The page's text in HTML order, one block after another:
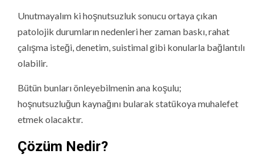
Unutmayalım ki hoşnutsuzluk sonucu ortaya çıkan
patolojik durumların nedenleri her zaman baskı, rahat
çalışma isteği, denetim, suistimal gibi konularla bağlantılı
olabilir.
Bütün bunları önleyebilmenin ana koşulu;
hoşnutsuzluğun kaynağını bularak statükoya muhalefet
etmek olacaktır.
Çözüm Nedir?